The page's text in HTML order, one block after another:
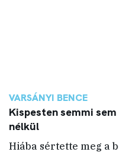
VARSÁNYI BENCE
Kispesten semmi
nélkül
Hiába sértette meg a